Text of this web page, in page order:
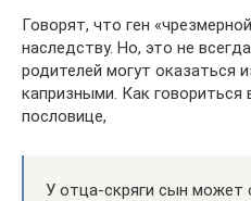
Говорят, что ген
наследству. Но, это не
родителей могут оказаться
капризными. Как говориться
пословице,
У отца-скряги сын может